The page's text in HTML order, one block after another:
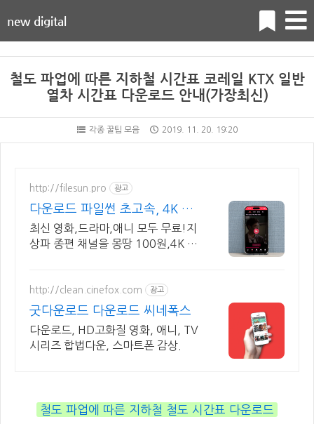
new digital
철도 파업에 따른 지하철 시간표 코레일 KTX 일반
열차 시간표 다운로드 안내(가장최신)
각종 꿀팁 모음 2019. 11. 20. 19:20
http://filesun.pro 광고
다운로드 파일썬 초고속, 4K 실
시간 보기!
최신 영화,드라마,애니 모두 무료!지
상파 종편 채널을 몽땅 100원,4K 스
http://clean.cinefox.com 광고
굿다운로드 다운로드 씨네폭스
다운로드, HD고화질 영화, 애니, TV
시리즈 합법다운, 스마트폰 감상.
철도 파업에 따른 지하철 철도 시간표 다운로드